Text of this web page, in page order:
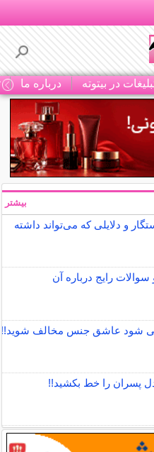
در بیتوته درباره ما
و دلایلی که می‌تواند داشته
رایج درباره آن
پسران را خط بکشید!!
بیشتر